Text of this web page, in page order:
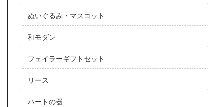
ぬいぐるみ・マスコット
和モダン
フェイラーギフトセット
リース
ハートの器